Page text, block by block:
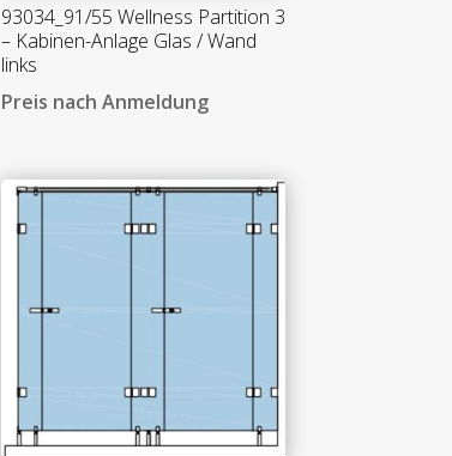
93034_91/55 Wellness Partition 3
– Kabinen-Anlage Glas / Wand
links
Preis nach Anmeldung